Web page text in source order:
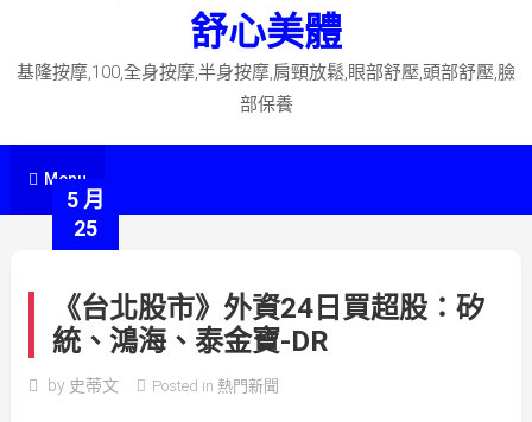
舒心美體
基隆按摩,100,全身按摩,半身按摩,肩頸放鬆,眼部舒壓,頭部舒壓,臉
部保養
Menu
5 月
25
《台北股市》外資24日買超股：矽
統、鴻海、泰金寶-DR
by 史蒂文 Posted in 熱門新聞